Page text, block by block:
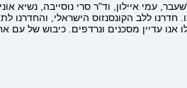
עמי איילון, וד"ר סרי נוסייבה, נשיא
ללב הקונסנזוס הישראלי, והחדרנו
אנו עדיין מסכנים ונרדפים. כיבוש